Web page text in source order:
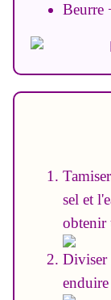
Beurre
sel et
obtenir
Diviser